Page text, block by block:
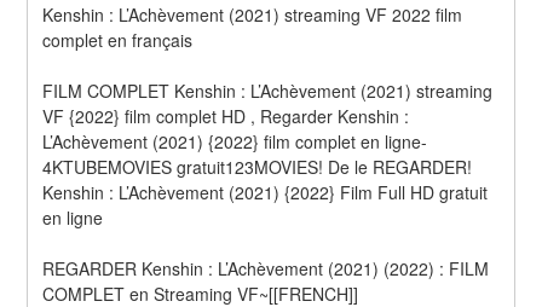
Kenshin : L’Achèvement (2021) streaming VF 2022 film
complet en français
FILM COMPLET Kenshin : L’Achèvement (2021) streaming
VF {2022} film complet HD , Regarder Kenshin :
L’Achèvement (2021) {2022} film complet en ligne-
4KTUBEMOVIES gratuit123MOVIES! De le REGARDER!
Kenshin : L’Achèvement (2021) {2022} Film Full HD gratuit
en ligne
REGARDER Kenshin : L’Achèvement (2021) (2022) : FILM
COMPLET en Streaming VF~[[FRENCH]]